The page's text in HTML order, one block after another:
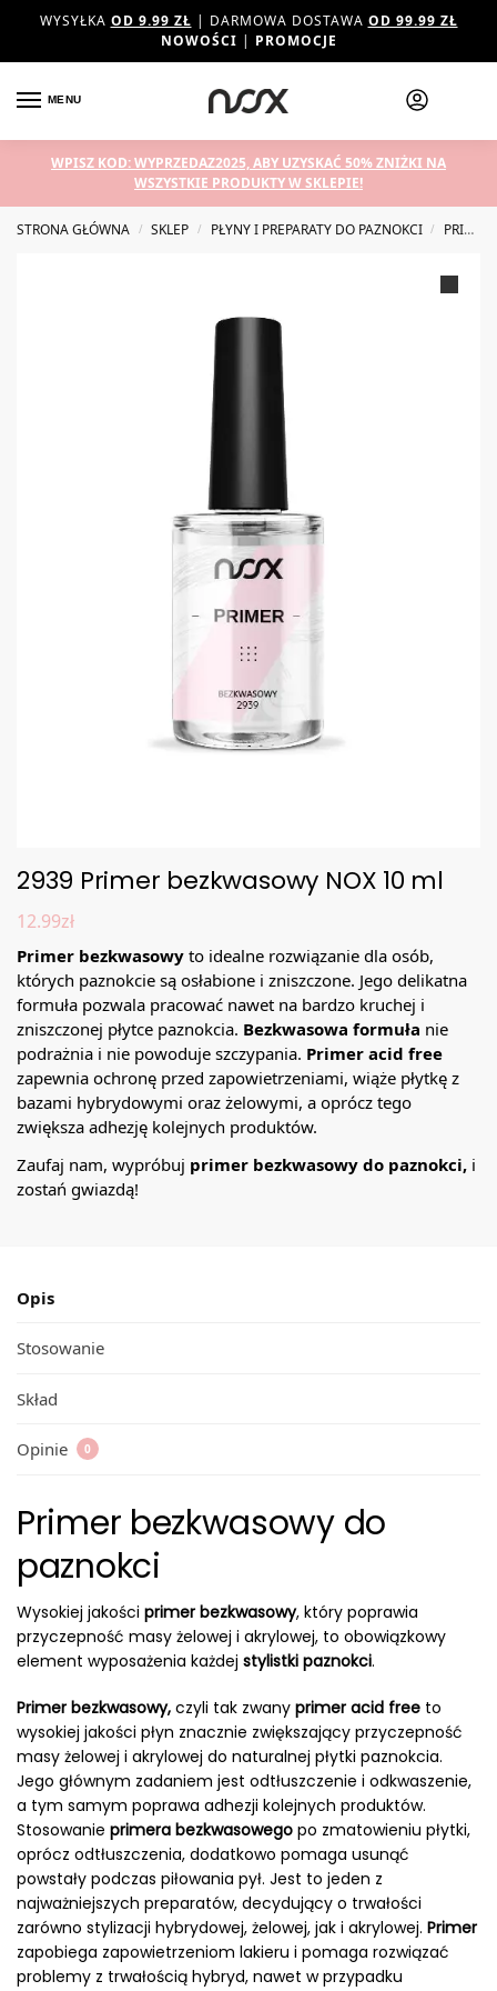
WYSYŁKA OD 9.99 ZŁ | DARMOWA DOSTAWA OD 99.99 ZŁ
NOWOŚCI | PROMOCJE
MENU
WPISZ KOD: WYPRZEDAZ2025, ABY UZYSKAĆ 50% ZNIŻKI NA
WSZYSTKIE PRODUKTY W SKLEPIE!
STRONA GŁÓWNA / SKLEP / PŁYNY I PREPARATY DO PAZNOKCI / PRIMERY DO PAZNOKCI
2939 Primer bezkwasowy NOX 10 ml
12.99zł
Primer bezkwasowy to idealne rozwiązanie dla osób,
których paznokcie są osłabione i zniszczone. Jego delikatna
formuła pozwala pracować nawet na bardzo kruchej i
zniszczonej płytce paznokcia. Bezkwasowa formuła nie
podrażnia i nie powoduje szczypania. Primer acid free
zapewnia ochronę przed zapowietrzeniami, wiąże płytkę z
bazami hybrydowymi oraz żelowymi, a oprócz tego
zwiększa adhezję kolejnych produktów.
Zaufaj nam, wypróbuj primer bezkwasowy do paznokci, i
zostań gwiazdą!
Opis
Stosowanie
Skład
Opinie 0
Primer bezkwasowy do
paznokci
Wysokiej jakości primer bezkwasowy, który poprawia
przyczepność masy żelowej i akrylowej, to obowiązkowy
element wyposażenia każdej stylistki paznokci.
Primer bezkwasowy, czyli tak zwany primer acid free to
wysokiej jakości płyn znacznie zwiększający przyczepność
masy żelowej i akrylowej do naturalnej płytki paznokcia.
Jego głównym zadaniem jest odtłuszczenie i odkwaszenie,
a tym samym poprawa adhezji kolejnych produktów.
Stosowanie primera bezkwasowego po zmatowieniu płytki,
oprócz odtłuszczenia, dodatkowo pomaga usunąć
powstały podczas piłowania pył. Jest to jeden z
najważniejszych preparatów, decydujący o trwałości
zarówno stylizacji hybrydowej, żelowej, jak i akrylowej. Primer
zapobiega zapowietrzeniom lakieru i pomaga rozwiązać
problemy z trwałością hybryd, nawet w przypadku